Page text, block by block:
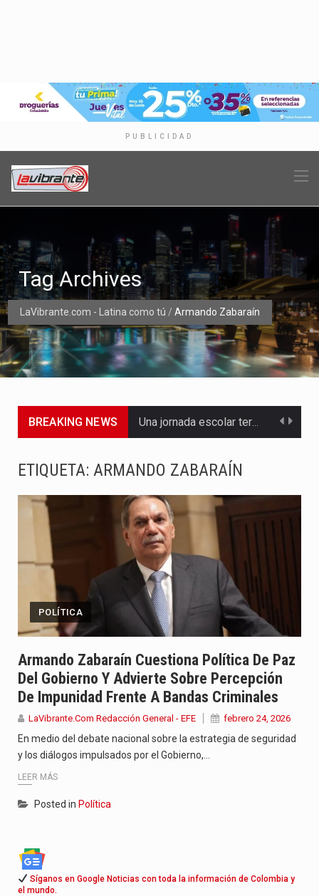
PUBLICIDAD
LaVibrante.com - Latina como tú / Armando Zabaraín
Tag Archives
BREAKING NEWS Una jornada escolar terminó en tragedia este viernes 7 de…
Abelardo de la Espriella asumió este viernes 7 de agosto…
El presidente electo Abelardo de la Espriella aseguró que durante…
Con el inicio del gobierno de Abelardo de la Espriella,…
Abelardo de la Espriella comenzó su Gobierno con uno de…
Las autoridades sanitarias de Francia y España mantienen bajo vigilancia…
ETIQUETA: ARMANDO ZABARAÍN
POLÍTICA
Armando Zabaraín Cuestiona Política De Paz
Del Gobierno Y Advierte Sobre Percepción
De Impunidad Frente A Bandas Criminales
LaVibrante.Com Redacción General - EFE febrero 24, 2026
En medio del debate nacional sobre la estrategia de seguridad
y los diálogos impulsados por el Gobierno,…
LEER MÁS
Posted in Política
Síganos en Google Noticias con toda la información de Colombia y
el mundo.